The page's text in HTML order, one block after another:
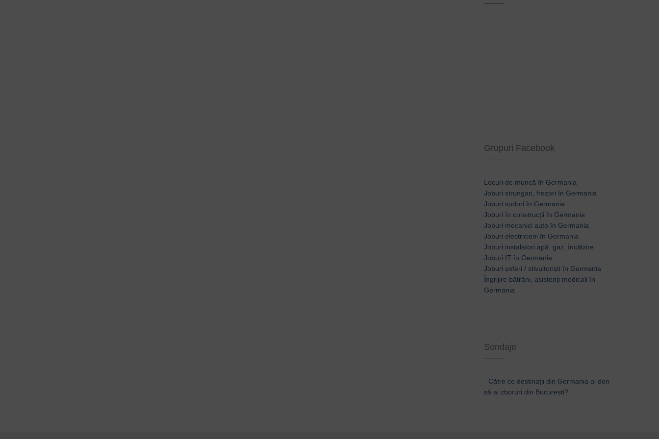
Grupuri Facebook
Locuri de muncă în Germania
Joburi strungari, frezori în Germania
Joburi sudori în Germania
Joburi în construcții în Germania
Joburi mecanici auto în Germania
Joburi electricieni în Germania
Joburi instalatori apă, gaz, încălzire
Joburi IT în Germania
Joburi șoferi / stivuitoriști în Germania
Îngrijire bătrâni, asistenți medicali în
Germania
Sondaje
- Către ce destinații din Germania ai dori
să ai zboruri din București?